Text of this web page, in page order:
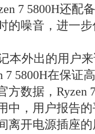
7 5800H还配
的噪音，进一
本外出的用户
7 5800H在保证
方数据，Ryzen
中，用户报告
离开电源插座